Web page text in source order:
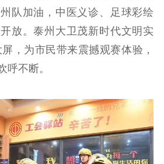
新闻宣传
对外宣传
新闻发布
家
文化惠民
文化传承
体制改革
文化产业
品牌活动 紫艺舞台
队加油，中医义诊、足球彩绘
放。泰州大卫茂新时代文明实
，为市民带来震撼观赛体验，
呼不断。